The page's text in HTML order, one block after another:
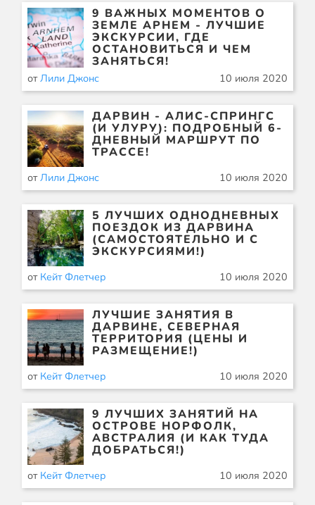
9 ВАЖНЫХ МОМЕНТОВ О
ЗЕМЛЕ АРНЕМ - ЛУЧШИЕ
ЭКСКУРСИИ, ГДЕ
ОСТАНОВИТЬСЯ И ЧЕМ
ЗАНЯТЬСЯ!
отЛили Джонс 10 июля 2020
ДАРВИН - АЛИС-СПРИНГС
(И УЛУРУ): ПОДРОБНЫЙ 6-
ДНЕВНЫЙ МАРШРУТ ПО
ТРАССЕ!
отЛили Джонс 10 июля 2020
5 ЛУЧШИХ ОДНОДНЕВНЫХ
ПОЕЗДОК ИЗ ДАРВИНА
(САМОСТОЯТЕЛЬНО И С
ЭКСКУРСИЯМИ!)
от Кейт Флетчер 10 июля 2020
ЛУЧШИЕ ЗАНЯТИЯ В
ДАРВИНЕ, СЕВЕРНАЯ
ТЕРРИТОРИЯ (ЦЕНЫ И
РАЗМЕЩЕНИЕ!)
от Кейт Флетчер 10 июля 2020
9 ЛУЧШИХ ЗАНЯТИЙ НА
ОСТРОВЕ НОРФОЛК,
АВСТРАЛИЯ (И КАК ТУДА
ДОБРАТЬСЯ!)
от Кейт Флетчер 10 июля 2020